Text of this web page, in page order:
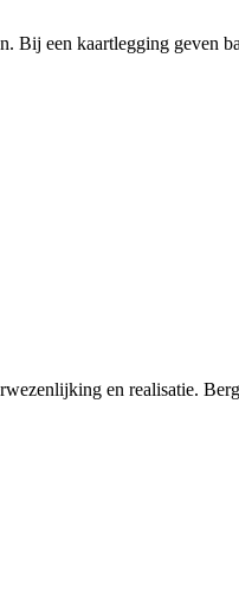
een kaartlegging geven
en realisatie.